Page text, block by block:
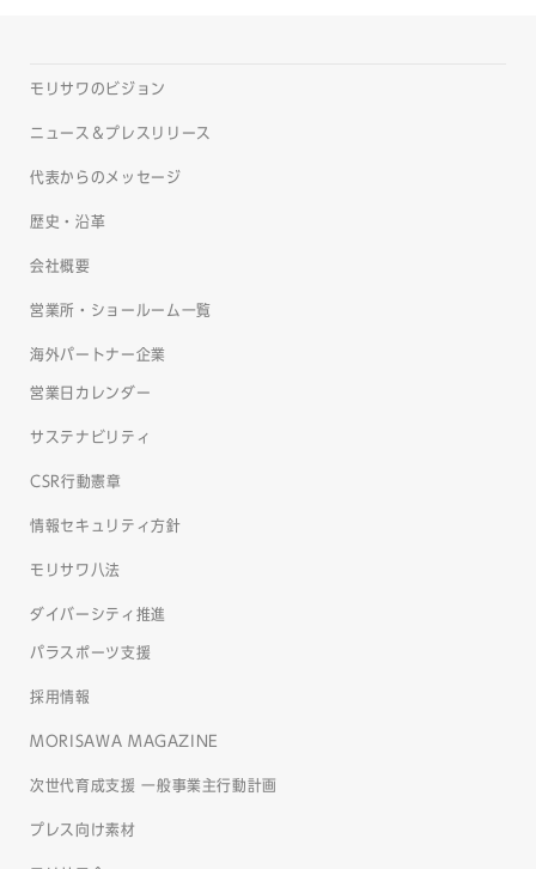
モリサワのビジョン
ニュース＆プレスリリース
代表からのメッセージ
歴史・沿革
会社概要
営業所・ショールーム一覧
海外パートナー企業
営業日カレンダー
サステナビリティ
CSR行動憲章
情報セキュリティ方針
モリサワ八法
ダイバーシティ推進
パラスポーツ支援
採用情報
MORISAWA MAGAZINE
次世代育成支援 一般事業主行動計画
プレス向け素材